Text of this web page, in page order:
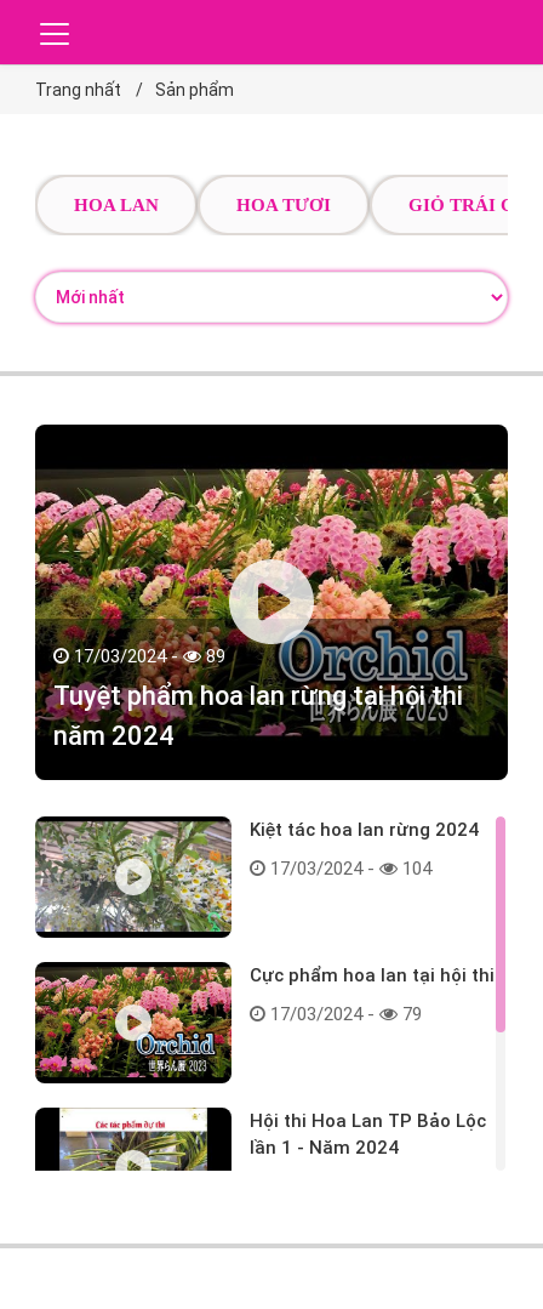
Trang nhất Sản phẩm
HOA LAN HOA TƯƠI GIỎ TRÁI CÂY
17/03/2024 - 89
Tuyệt phẩm hoa lan rừng tại hội thi
năm 2024
Kiệt tác hoa lan rừng 2024
17/03/2024 -
104
Cực phẩm hoa lan tại hội thi
17/03/2024 -
79
Hội thi Hoa Lan TP Bảo Lộc
lần 1 - Năm 2024